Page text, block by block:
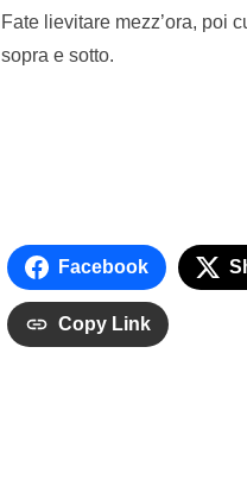
Fate lievitare mezz’ora, poi
sopra e sotto.
Facebook
Copy Link